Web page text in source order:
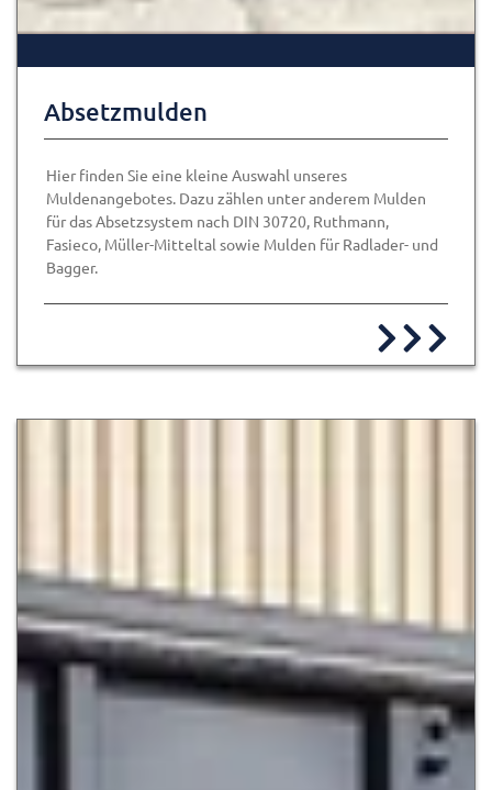
Absetzmulden
Hier finden Sie eine kleine Auswahl unseres
Muldenangebotes. Dazu zählen unter anderem Mulden
für das Absetzsystem nach DIN 30720, Ruthmann,
Fasieco, Müller-Mitteltal sowie Mulden für Radlader- und
Bagger.